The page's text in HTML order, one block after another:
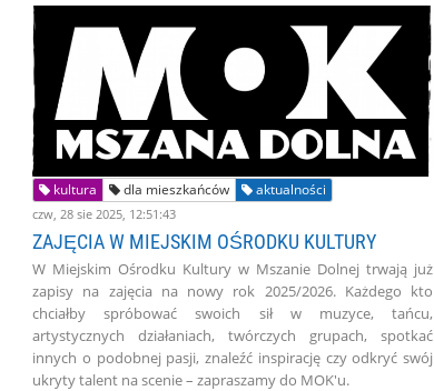
kultura dla mieszkańców aktualności
czw, 28 sie 2025, 12:51:43
ZAJĘCIA W MIEJSKIM OŚRODKU KULTURY
W Miejskim Ośrodku Kultury w Mszanie Dolnej trwają już
zapisy na zajęcia na nowy rok 2025/2026. Każdego kto
chciałby spróbować swoich sił w muzyce, tańcu,
artystycznych działaniach, twórczych grupach, spotkać
innych o podobnej pasji, znaleźć inspirację czy odkryć swój
ukryty talent na scenie – zapraszamy do MOK'u.